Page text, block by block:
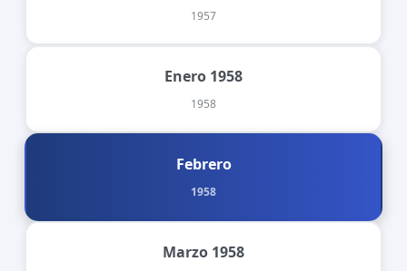
1957
Enero 1958
1958
Febrero
1958
Marzo 1958